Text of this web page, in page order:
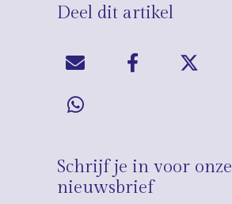
Deel dit artikel
Schrijf je in voor onze
nieuwsbrief